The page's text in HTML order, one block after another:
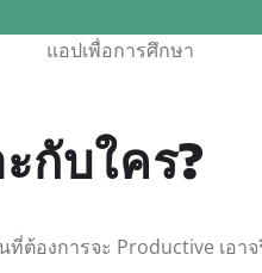
แอปเพื่อการศึกษา
กับใคร?
ต้องการจะ Productive เอา